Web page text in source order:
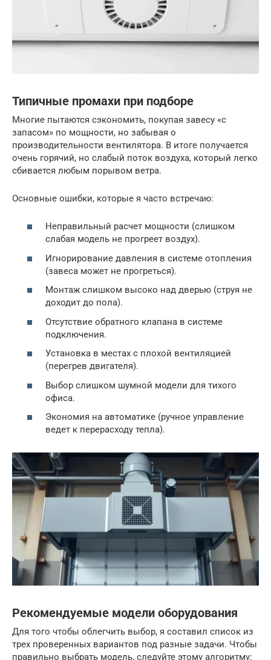
Типичные промахи при подборе
Многие пытаются сэкономить, покупая завесу «с
запасом» по мощности, но забывая о
производительности вентилятора. В итоге получается
очень горячий, но слабый поток воздуха, который легко
сбивается любым порывом ветра.
Основные ошибки, которые я часто встречаю:
Неправильный расчет мощности (слишком
слабая модель не прогреет воздух).
Игнорирование давления в системе отопления
(завеса может не прогреться).
Монтаж слишком высоко над дверью (струя не
доходит до пола).
Отсутствие обратного клапана в системе
подключения.
Установка в местах с плохой вентиляцией
(перегрев двигателя).
Выбор слишком шумной модели для тихого
офиса.
Экономия на автоматике (ручное управление
ведет к перерасходу тепла).
Рекомендуемые модели оборудования
Для того чтобы облегчить выбор, я составил список из
трех проверенных вариантов под разные задачи. Чтобы
правильно выбрать модель, следуйте этому алгоритму: